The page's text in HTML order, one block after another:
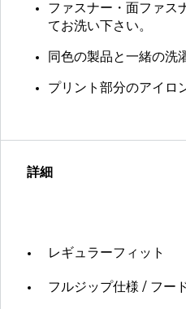
ファスナー・面ファス
てお洗い下さい。
同色の製品と一緒の洗
プリント部分のアイロ
詳細
レギュラーフィット
フルジップ仕様 / フー